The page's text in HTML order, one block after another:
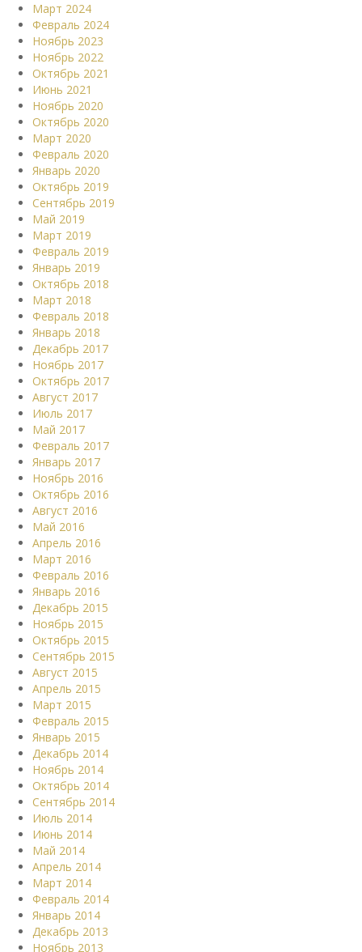
Март 2024
Февраль 2024
Ноябрь 2023
Ноябрь 2022
Октябрь 2021
Июнь 2021
Ноябрь 2020
Октябрь 2020
Март 2020
Февраль 2020
Январь 2020
Октябрь 2019
Сентябрь 2019
Май 2019
Март 2019
Февраль 2019
Январь 2019
Октябрь 2018
Март 2018
Февраль 2018
Январь 2018
Декабрь 2017
Ноябрь 2017
Октябрь 2017
Август 2017
Июль 2017
Май 2017
Февраль 2017
Январь 2017
Ноябрь 2016
Октябрь 2016
Август 2016
Май 2016
Апрель 2016
Март 2016
Февраль 2016
Январь 2016
Декабрь 2015
Ноябрь 2015
Октябрь 2015
Сентябрь 2015
Август 2015
Апрель 2015
Март 2015
Февраль 2015
Январь 2015
Декабрь 2014
Ноябрь 2014
Октябрь 2014
Сентябрь 2014
Июль 2014
Июнь 2014
Май 2014
Апрель 2014
Март 2014
Февраль 2014
Январь 2014
Декабрь 2013
Ноябрь 2013